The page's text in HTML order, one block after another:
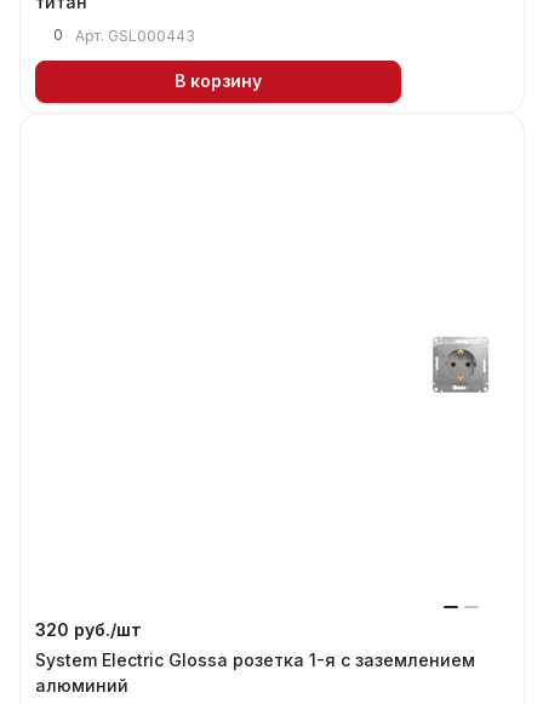
0 Арт. GSL000443
В корзину
320 руб./шт
System Electric Glossa розетка 1-я с заземлением
алюминий